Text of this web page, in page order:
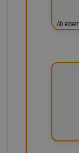
Ab